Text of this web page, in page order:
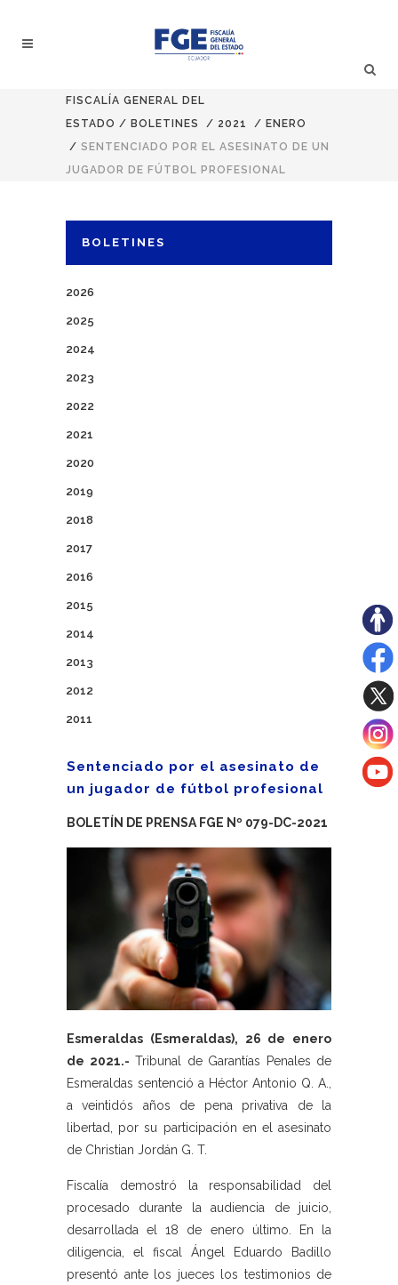
FISCALÍA GENERAL DEL
ESTADO / BOLETINES / 2021 / ENERO
/ SENTENCIADO POR EL ASESINATO DE UN
JUGADOR DE FÚTBOL PROFESIONAL
BOLETINES
2026
2025
2024
2023
2022
2021
2020
2019
2018
2017
2016
2015
2014
2013
2012
2011
Sentenciado por el asesinato de
un jugador de fútbol profesional
BOLETÍN DE PRENSA FGE Nº 079-DC-2021
Esmeraldas (Esmeraldas), 26 de enero
de 2021.- Tribunal de Garantías Penales de
Esmeraldas sentenció a Héctor Antonio Q. A.,
a veintidós años de pena privativa de la
libertad, por su participación en el asesinato
de Christian Jordán G. T.
Fiscalía demostró la responsabilidad del
procesado durante la audiencia de juicio,
desarrollada el 18 de enero último. En la
diligencia, el fiscal Ángel Eduardo Badillo
presentó ante los jueces los testimonios de